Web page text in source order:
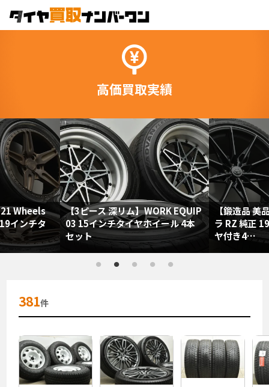
高価買取実績
【3ピース 深リム】WORK EQUIP
03 15インチタイヤホイール 4本
セット
【鍛造品 美品】トヨタ
ラ RZ 純正 19in スタッ
ヤ付き4…
381件